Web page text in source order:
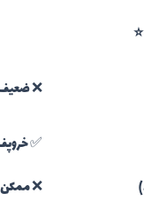
❌
✅
❌